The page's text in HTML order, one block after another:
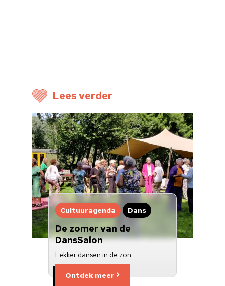
Lees verder
Cultuuragenda Dans
De zomer van de
DansSalon
Lekker dansen in de zon
Ontdek meer
Over ons
Nieuwsbrief
Doneren